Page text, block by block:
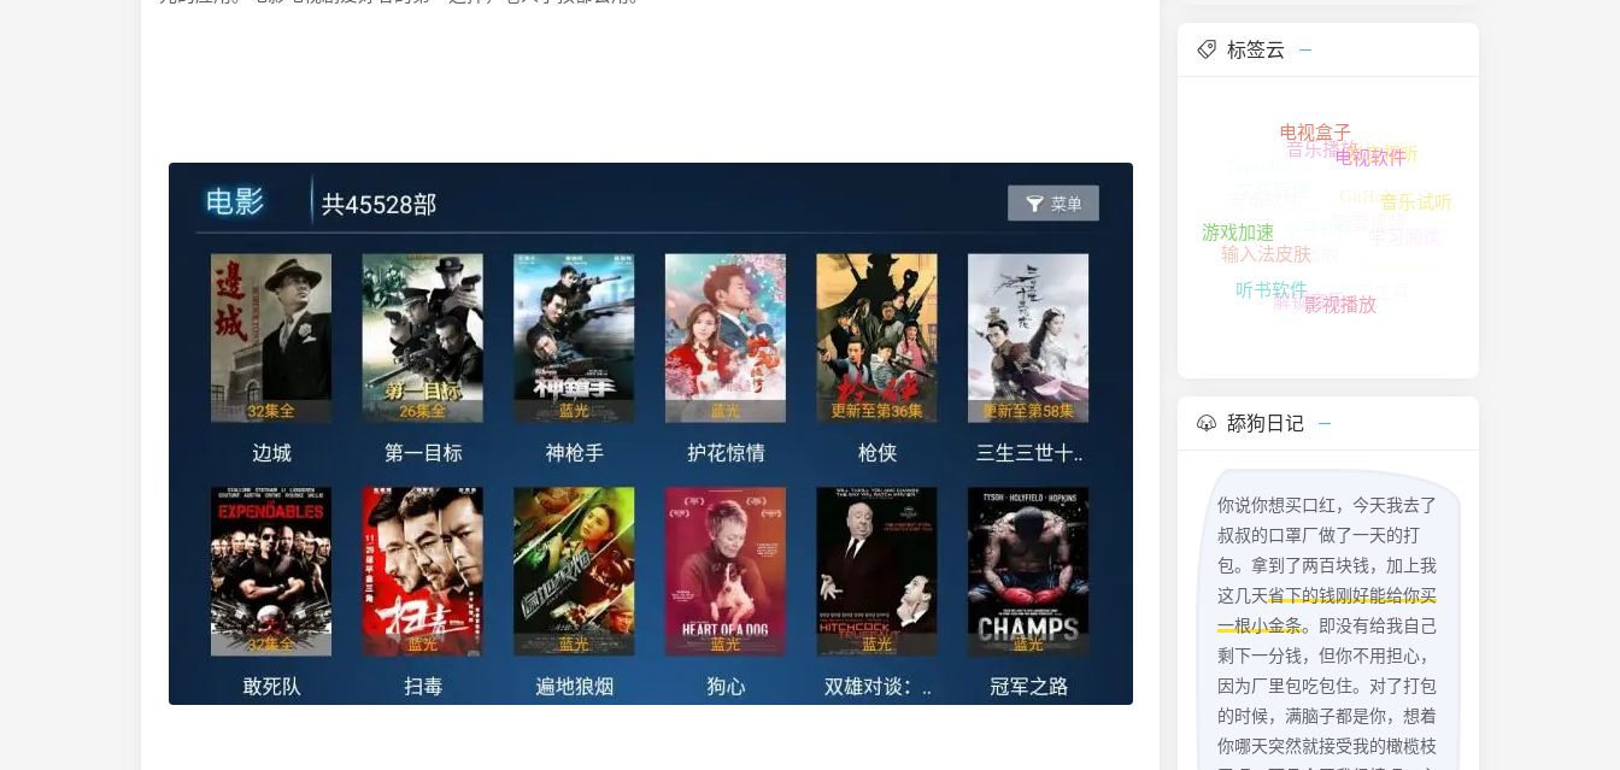
标签云
安卓软件
影音播放
电视盒子
游戏加速
听书软件
影视播放
音乐试听
影音视听
音乐播放
输入法皮肤
解锁音乐
GitHub
舔狗日记
你说你想买口红，今天我去了
叔叔的口罩厂做了一天的打
包。拿到了两百块钱，加上我
这几天省下的钱刚好能给你买
一根小金条。即没有给我自己
剩下一分钱，但你不用担心，
因为厂里包吃包住。对了打包
的时候，满脑子都是你，想着
你哪天突然就接受我的橄榄枝